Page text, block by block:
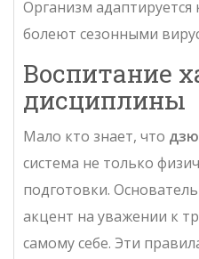
Организм адаптируется
болеют сезонными
Воспитание
дисциплины
Мало кто знает, что
система не только
подготовки.
акцент на уважении к
самому себе. Эти